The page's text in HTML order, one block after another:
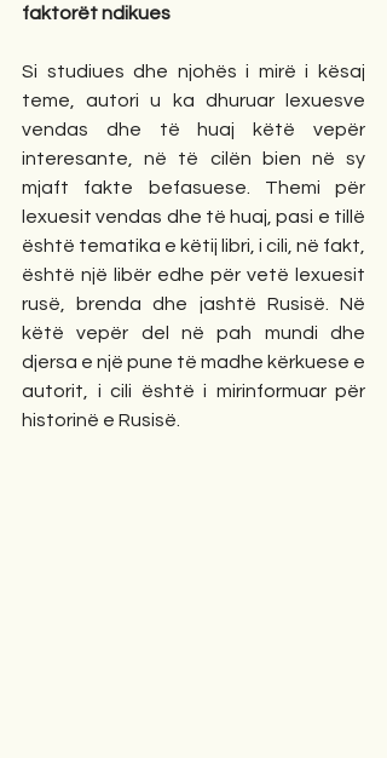
faktorët ndikues
Si studiues dhe njohës i mirë i kësaj
teme, autori u ka dhuruar lexuesve
vendas dhe të huaj këtë vepër
interesante, në të cilën bien në sy
mjaft fakte befasuese. Themi për
lexuesit vendas dhe të huaj, pasi e tillë
është tematika e këtij libri, i cili, në fakt,
është një libër edhe për vetë lexuesit
rusë, brenda dhe jashtë Rusisë. Në
këtë vepër del në pah mundi dhe
djersa e një pune të madhe kërkuese e
autorit, i cili është i mirinformuar për
historinë e Rusisë.